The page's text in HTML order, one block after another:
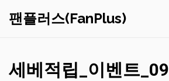
팬플러스(FanPlus)
세베적립_이벤트_09